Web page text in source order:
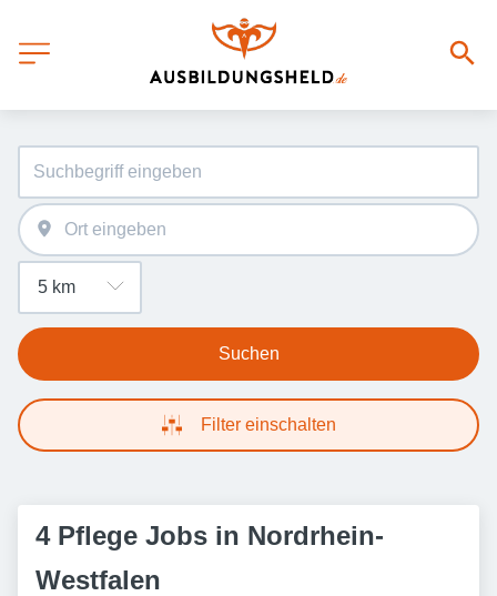
Suchen
Filter einschalten
4 Pflege Jobs in Nordrhein-
Westfalen